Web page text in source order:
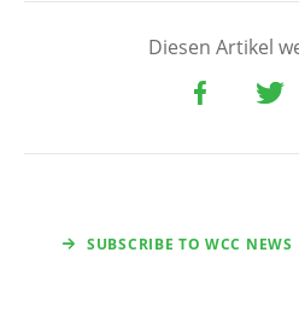
Diesen Artikel
SUBSCRIBE TO WCC NEWS